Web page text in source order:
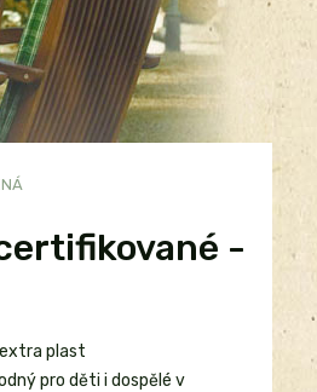
-
extra plast
pro děti i dospělé v